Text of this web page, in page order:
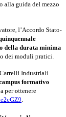
alla guida del mezzo
l’Accordo Stato-
della durata minima
dei moduli pratici.
Industriali
formativo
per ottenere
.